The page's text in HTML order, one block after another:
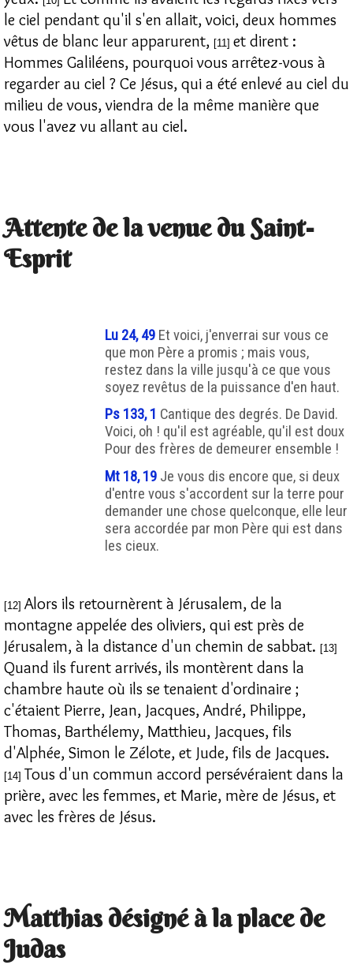
le ciel pendant qu'il s'en allait, voici, deux hommes
vêtus de blanc leur apparurent, [11] et dirent :
Hommes Galiléens, pourquoi vous arrêtez-vous à
regarder au ciel ? Ce Jésus, qui a été enlevé au ciel du
milieu de vous, viendra de la même manière que
vous l'avez vu allant au ciel.
Attente de la venue du Saint-
Esprit
Lu 24, 49 Et voici, j'enverrai sur vous ce
que mon Père a promis ; mais vous,
restez dans la ville jusqu'à ce que vous
soyez revêtus de la puissance d'en haut.
Ps 133, 1 Cantique des degrés. De David.
Voici, oh ! qu'il est agréable, qu'il est doux
Pour des frères de demeurer ensemble !
Mt 18, 19 Je vous dis encore que, si deux
d'entre vous s'accordent sur la terre pour
demander une chose quelconque, elle leur
sera accordée par mon Père qui est dans
les cieux.
[12] Alors ils retournèrent à Jérusalem, de la
montagne appelée des oliviers, qui est près de
Jérusalem, à la distance d'un chemin de sabbat. [13]
Quand ils furent arrivés, ils montèrent dans la
chambre haute où ils se tenaient d'ordinaire ;
c'étaient Pierre, Jean, Jacques, André, Philippe,
Thomas, Barthélemy, Matthieu, Jacques, fils
d'Alphée, Simon le Zélote, et Jude, fils de Jacques.
[14] Tous d'un commun accord persévéraient dans la
prière, avec les femmes, et Marie, mère de Jésus, et
avec les frères de Jésus.
Matthias désigné à la place de
Judas